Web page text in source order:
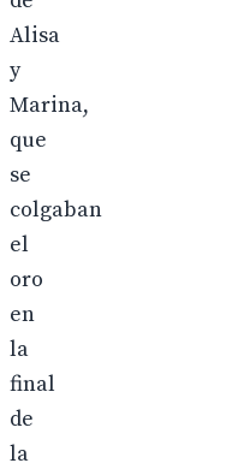
Alisa
y
Marina,
que
se
colgaban
el
oro
en
la
final
de
la